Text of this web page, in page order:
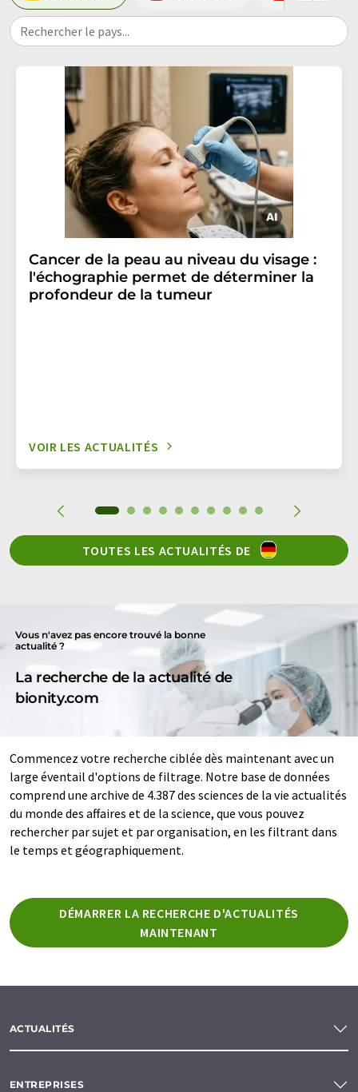
Rechercher le pays...
Cancer de la peau au niveau du visage :
l'échographie permet de déterminer la
profondeur de la tumeur
VOIR LES ACTUALITÉS
TOUTES LES ACTUALITÉS DE
Vous n'avez pas encore trouvé la bonne
actualité ?
La recherche de la actualité de
bionity.com
Commencez votre recherche ciblée dès maintenant avec un
large éventail d'options de filtrage. Notre base de données
comprend une archive de 4.387 des sciences de la vie actualités
du monde des affaires et de la science, que vous pouvez
rechercher par sujet et par organisation, en les filtrant dans
le temps et géographiquement.
DÉMARRER LA RECHERCHE D'ACTUALITÉS
MAINTENANT
ACTUALITÉS
ENTREPRISES